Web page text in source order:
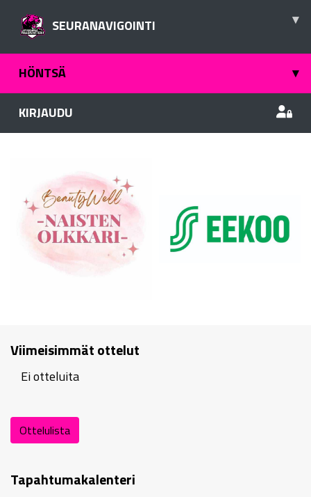
SEURANAVIGOINTI ▾
HÖNTSÄ ▾
KIRJAUDU
Viimeisimmät ottelut
Ei otteluita
Ottelulista
Tapahtumakalenteri